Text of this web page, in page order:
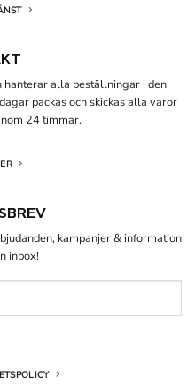
hanterar alla beställningar i den
packas och skickas alla varor
24 timmar.
kampanjer & information
inbox!